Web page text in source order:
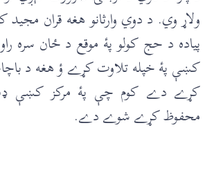
ولاړ وي. د دوي وارثانو هغه قران مجيد
پياده د حج کولو پۀ موقع د ځان سره
کښې پۀ خپله تلاوت کړے ؤ هغه د
کړے دے کوم چې پۀ مرکز کښې ډېر
محفوظ کړے شوے دے.